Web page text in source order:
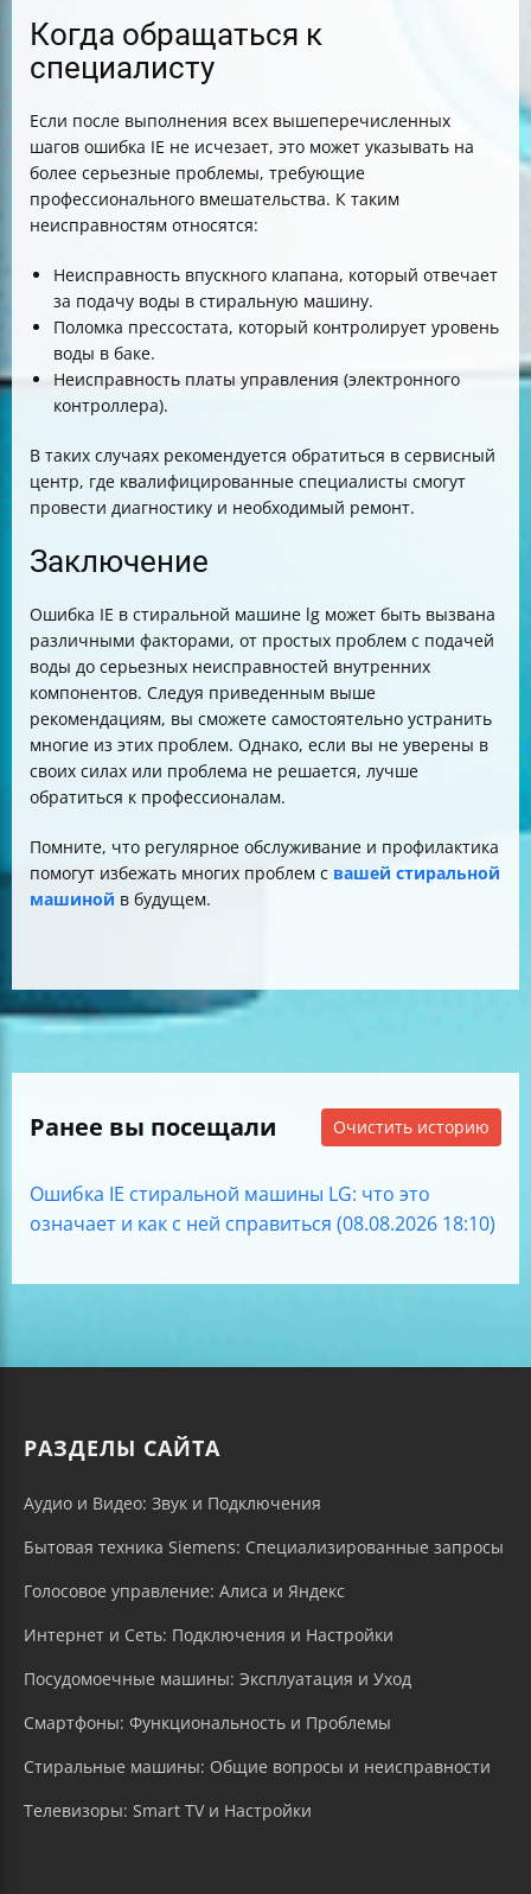
Когда обращаться к
специалисту
Если после выполнения всех вышеперечисленных
шагов ошибка IE не исчезает, это может указывать на
более серьезные проблемы, требующие
профессионального вмешательства. К таким
неисправностям относятся:
Неисправность впускного клапана, который отвечает
за подачу воды в стиральную машину.
Поломка прессостата, который контролирует уровень
воды в баке.
Неисправность платы управления (электронного
контроллера).
В таких случаях рекомендуется обратиться в сервисный
центр, где квалифицированные специалисты смогут
провести диагностику и необходимый ремонт.
Заключение
Ошибка IE в стиральной машине lg может быть вызвана
различными факторами, от простых проблем с подачей
воды до серьезных неисправностей внутренних
компонентов. Следуя приведенным выше
рекомендациям, вы сможете самостоятельно устранить
многие из этих проблем. Однако, если вы не уверены в
своих силах или проблема не решается, лучше
обратиться к профессионалам.
Помните, что регулярное обслуживание и профилактика
помогут избежать многих проблем с вашей стиральной
машиной в будущем.
Ранее вы посещали Очистить историю
Ошибка IE стиральной машины LG: что это
означает и как с ней справиться (08.08.2026 18:10)
РАЗДЕЛЫ САЙТА
Аудио и Видео: Звук и Подключения
Бытовая техника Siemens: Специализированные запросы
Голосовое управление: Алиса и Яндекс
Интернет и Сеть: Подключения и Настройки
Посудомоечные машины: Эксплуатация и Уход
Смартфоны: Функциональность и Проблемы
Стиральные машины: Общие вопросы и неисправности
Телевизоры: Smart TV и Настройки